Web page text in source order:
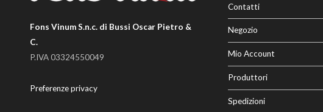
Fons Vinum S.n.c. di Bussi Oscar Pietro &
C.
P.IVA 03324550049
Preferenze privacy
Contatti
Negozio
Mio Account
Produttori
Spedizioni